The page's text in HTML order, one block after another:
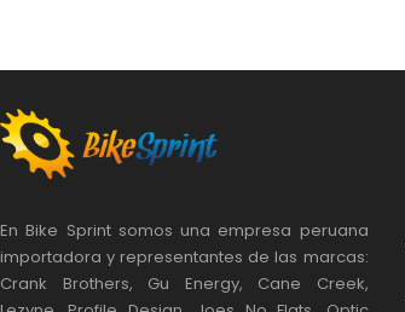
En Bike Sprint somos una empresa peruana
importadora y representantes de las marcas:
Crank Brothers, Gu Energy, Cane Creek,